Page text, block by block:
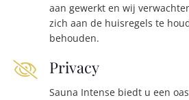
aan gewerkt en wij
zich aan de huisregels te
behouden.
Privacy
Sauna Intense biedt u een